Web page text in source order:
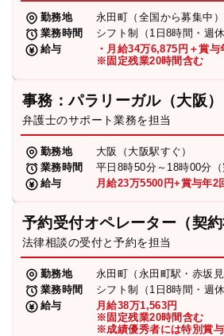
勤務地
永田町（全国から募集中）
業務時間
シフト制（1日8時間・週休
給与
・月給34万6,875円＋賞与
※固定残業20時間含む
事務：パラリーガル（大阪）
弁護士のサポート業務を担当
勤務地
大阪（大阪駅すぐ）
業務時間
平日8時50分～18時00分（
給与
月給23万5500円+賞与年2
予約受付オペレーター（契約
法律相談の受付と予約を担当
勤務地
永田町（永田町駅・赤坂見
業務時間
シフト制（1日8時間・週休
給与
月給38万1,563円
※固定残業20時間含む
※成績優秀者には特別賞与
費用
求人採用
お知らせ
特設サイト
相談先情報サイト